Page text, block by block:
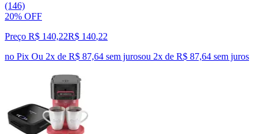
(146)
20% OFF
Preço R$ 140,22R$ 140,22
no Pix Ou 2x de R$ 87,64 sem jurosou 2x de R$ 87,64 sem juros